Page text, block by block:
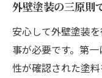
外壁塗装の三原則
安心して外壁塗装
事が必要です。第
性が確認された塗